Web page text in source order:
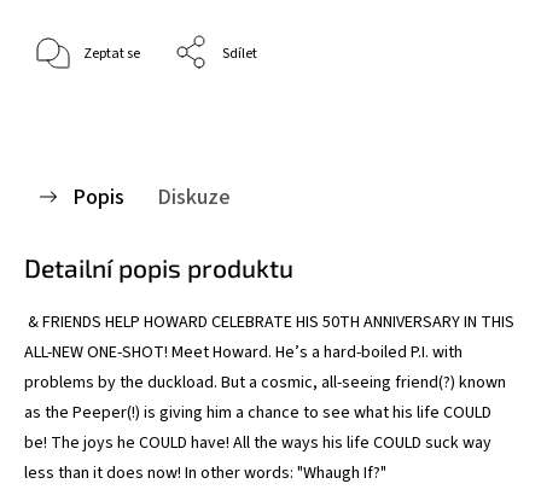
Zeptat se Sdílet
Popis Diskuze
Detailní popis produktu
& FRIENDS HELP HOWARD CELEBRATE HIS 50TH ANNIVERSARY IN THIS
ALL-NEW ONE-SHOT! Meet Howard. He’s a hard-boiled P.I. with
problems by the duckload. But a cosmic, all-seeing friend(?) known
as the Peeper(!) is giving him a chance to see what his life COULD
be! The joys he COULD have! All the ways his life COULD suck way
less than it does now! In other words: "Whaugh If?"